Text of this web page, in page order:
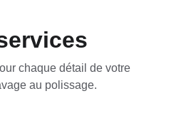
chaque détail de votre
au polissage.